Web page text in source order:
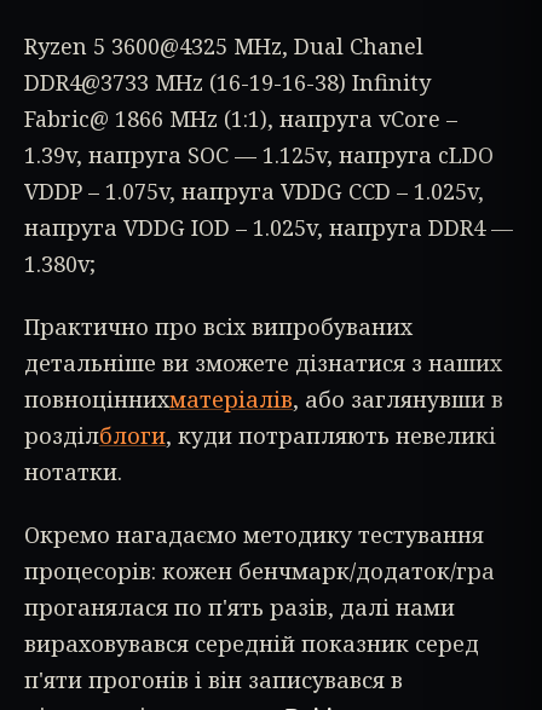
Ryzen 5 3600@4325 MHz, Dual Chanel
DDR4@3733 MHz (16-19-16-38) Infinity
Fabric@ 1866 MHz (1:1), напруга vCore –
1.39v, напруга SOC — 1.125v, напруга cLDO
VDDP – 1.075v, напруга VDDG CCD – 1.025v,
напруга VDDG IOD – 1.025v, напруга DDR4 —
1.380v;
Практично про всіх випробуваних
детальніше ви зможете дізнатися з наших
повноціннихматеріалів, або заглянувши в
розділблоги, куди потрапляють невеликі
нотатки.
Окремо нагадаємо методику тестування
процесорів: кожен бенчмарк/додаток/гра
проганялася по п'ять разів, далі нами
вираховувався середній показник серед
п'яти прогонів і він записувався в